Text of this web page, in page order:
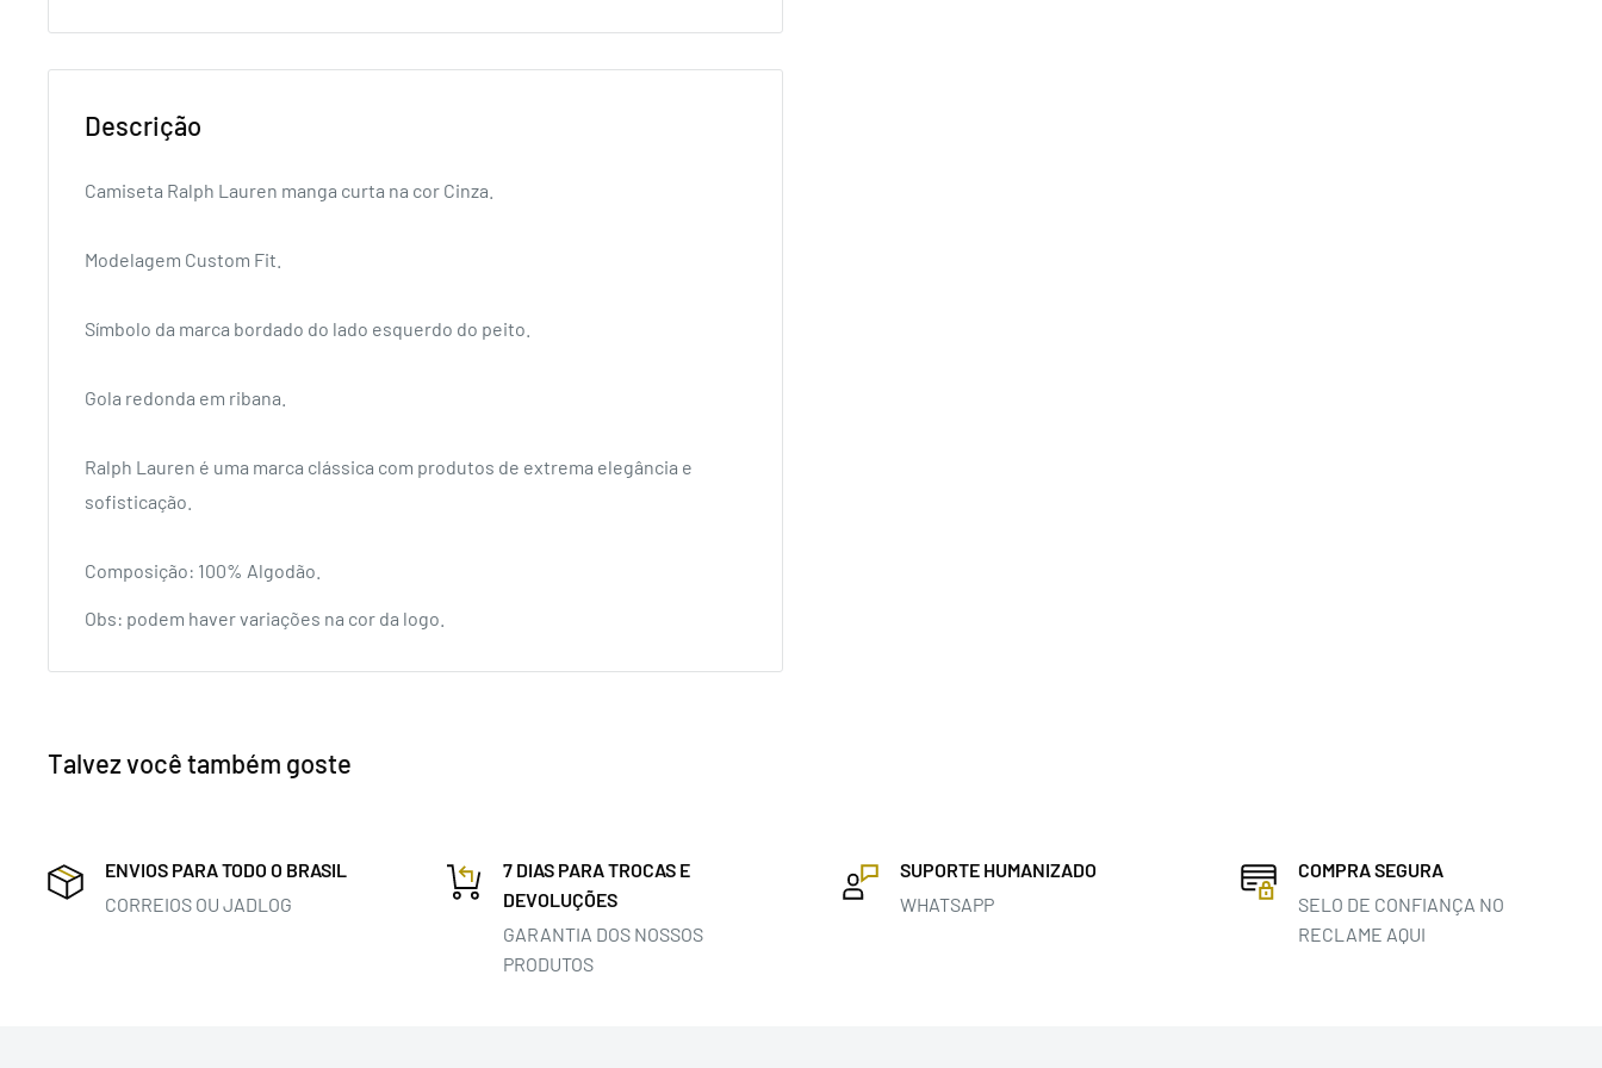
Descrição
Camiseta Ralph Lauren manga curta na cor Cinza.
Modelagem Custom Fit.
Símbolo da marca bordado do lado esquerdo do peito.
Gola redonda em ribana.
Ralph Lauren é uma marca clássica com produtos de extrema elegância e
sofisticação.
Composição: 100% Algodão.
Obs: podem haver variações na cor da logo.
Talvez você também goste
ENVIOS PARA TODO O BRASIL
CORREIOS OU JADLOG
7 DIAS PARA TROCAS E
DEVOLUÇÕES
GARANTIA DOS NOSSOS
PRODUTOS
SUPORTE HUMANIZADO
WHATSAPP
COMPRA SEGURA
SELO DE CONFIANÇA NO
RECLAME AQUI